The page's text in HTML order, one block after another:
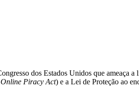
dos Estados Unidos que ameaça
Piracy Act) e a Lei de Proteção ao